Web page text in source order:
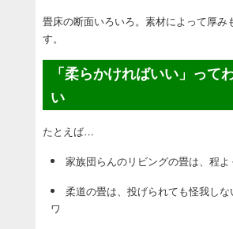
畳床の断面いろいろ。素材によって厚み
す。
「柔らかければいい」って
い
たとえば…
家族団らんのリビングの畳は、程よ
柔道の畳は、投げられても怪我し
ワ